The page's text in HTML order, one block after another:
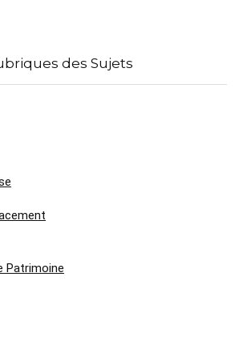
des Sujets
Patrimoine